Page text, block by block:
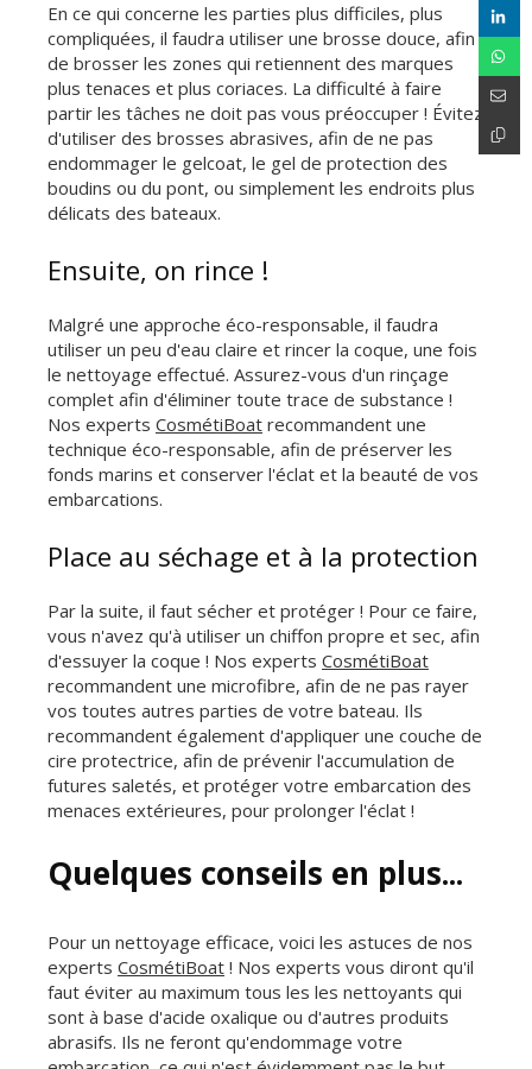
En ce qui concerne les parties plus difficiles, plus
compliquées, il faudra utiliser une brosse douce, afin
de brosser les zones qui retiennent des marques
plus tenaces et plus coriaces. La difficulté à faire
partir les tâches ne doit pas vous préoccuper ! Évitez
d'utiliser des brosses abrasives, afin de ne pas
endommager le gelcoat, le gel de protection des
boudins ou du pont, ou simplement les endroits plus
délicats des bateaux.
Ensuite, on rince !
Malgré une approche éco-responsable, il faudra
utiliser un peu d'eau claire et rincer la coque, une fois
le nettoyage effectué. Assurez-vous d'un rinçage
complet afin d'éliminer toute trace de substance !
Nos experts CosmétiBoat recommandent une
technique éco-responsable, afin de préserver les
fonds marins et conserver l'éclat et la beauté de vos
embarcations.
Place au séchage et à la protection
Par la suite, il faut sécher et protéger ! Pour ce faire,
vous n'avez qu'à utiliser un chiffon propre et sec, afin
d'essuyer la coque ! Nos experts CosmétiBoat
recommandent une microfibre, afin de ne pas rayer
vos toutes autres parties de votre bateau. Ils
recommandent également d'appliquer une couche de
cire protectrice, afin de prévenir l'accumulation de
futures saletés, et protéger votre embarcation des
menaces extérieures, pour prolonger l'éclat !
Quelques conseils en plus...
Pour un nettoyage efficace, voici les astuces de nos
experts CosmétiBoat ! Nos experts vous diront qu'il
faut éviter au maximum tous les les nettoyants qui
sont à base d'acide oxalique ou d'autres produits
abrasifs. Ils ne feront qu'endommage votre